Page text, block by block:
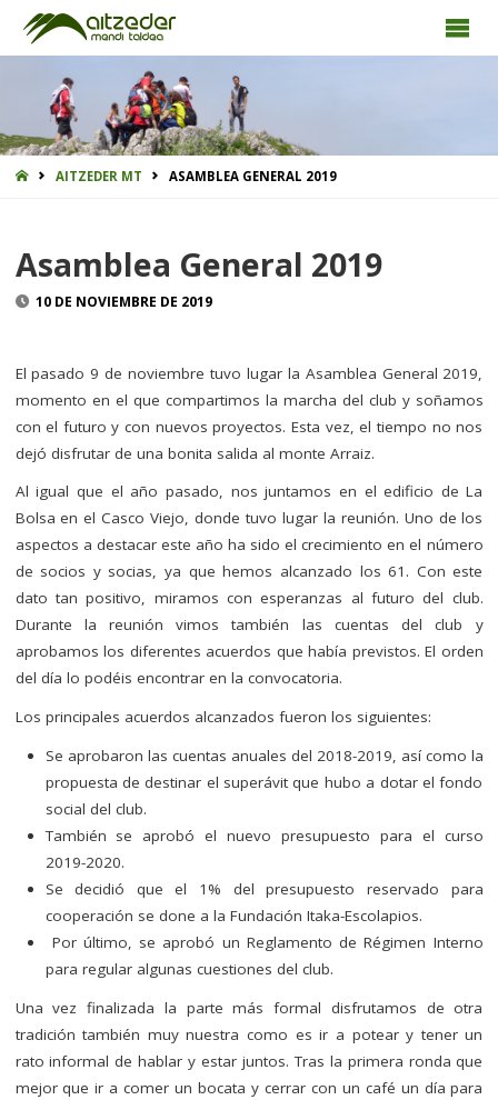
INICIOAITZEDER MT ASAMBLEA GENERAL 2019
Asamblea General 2019
10 DE NOVIEMBRE DE 2019
El pasado 9 de noviembre tuvo lugar la Asamblea General 2019,
momento en el que compartimos la marcha del club y soñamos
con el futuro y con nuevos proyectos. Esta vez, el tiempo no nos
dejó disfrutar de una bonita salida al monte Arraiz.
Al igual que el año pasado, nos juntamos en el edificio de La
Bolsa en el Casco Viejo, donde tuvo lugar la reunión. Uno de los
aspectos a destacar este año ha sido el crecimiento en el número
de socios y socias, ya que hemos alcanzado los 61. Con este
dato tan positivo, miramos con esperanzas al futuro del club.
Durante la reunión vimos también las cuentas del club y
aprobamos los diferentes acuerdos que había previstos. El orden
del día lo podéis encontrar en la convocatoria.
Los principales acuerdos alcanzados fueron los siguientes:
Se aprobaron las cuentas anuales del 2018-2019, así como la
propuesta de destinar el superávit que hubo a dotar el fondo
social del club.
También se aprobó el nuevo presupuesto para el curso
2019-2020.
Se decidió que el 1% del presupuesto reservado para
cooperación se done a la Fundación Itaka-Escolapios.
Por último, se aprobó un Reglamento de Régimen Interno
para regular algunas cuestiones del club.
Una vez finalizada la parte más formal disfrutamos de otra
tradición también muy nuestra como es ir a potear y tener un
rato informal de hablar y estar juntos. Tras la primera ronda que
mejor que ir a comer un bocata y cerrar con un café un día para